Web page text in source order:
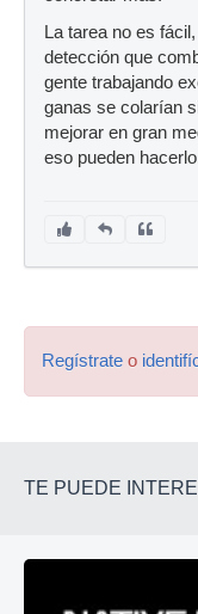
La tarea no es
detección que
gente trabajando
ganas se colarían
mejorar en gran
eso pueden
Regístrate o
TE PUEDE